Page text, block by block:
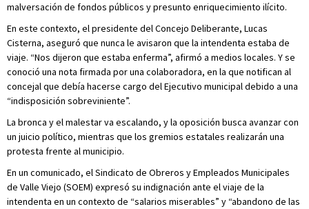
malversación de fondos públicos y presunto enriquecimiento ilícito.
En este contexto, el presidente del Concejo Deliberante, Lucas
Cisterna, aseguró que nunca le avisaron que la intendenta estaba de
viaje. “Nos dijeron que estaba enferma”, afirmó a medios locales. Y se
conoció una nota firmada por una colaboradora, en la que notifican al
concejal que debía hacerse cargo del Ejecutivo municipal debido a una
“indisposición sobreviniente”.
La bronca y el malestar va escalando, y la oposición busca avanzar con
un juicio político, mientras que los gremios estatales realizarán una
protesta frente al municipio.
En un comunicado, el Sindicato de Obreros y Empleados Municipales
de Valle Viejo (SOEM) expresó su indignación ante el viaje de la
intendenta en un contexto de “salarios miserables” y “abandono de las